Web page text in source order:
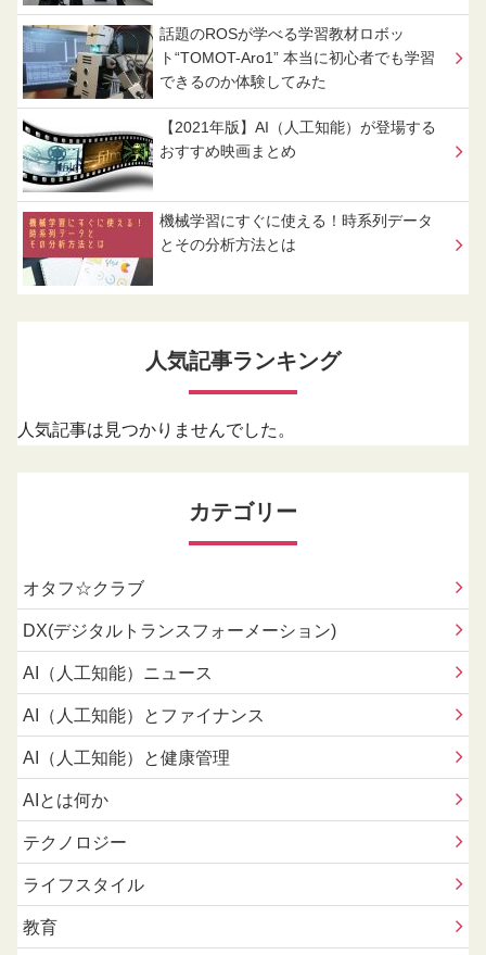
話題のROSが学べる学習教材ロボッ
ト“TOMOT-Aro1” 本当に初心者でも学習
できるのか体験してみた
【2021年版】AI（人工知能）が登場する
おすすめ映画まとめ
機械学習にすぐに使える！時系列データ
とその分析方法とは
人気記事ランキング
人気記事は見つかりませんでした。
カテゴリー
オタフ☆クラブ
DX(デジタルトランスフォーメーション)
AI（人工知能）ニュース
AI（人工知能）とファイナンス
AI（人工知能）と健康管理
AIとは何か
テクノロジー
ライフスタイル
教育